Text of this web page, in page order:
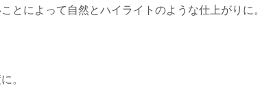
とによって自然とハイライトのような仕上がりに。
。